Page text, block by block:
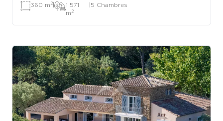
360 m 2|
1 571
m 2
|5 Chambres